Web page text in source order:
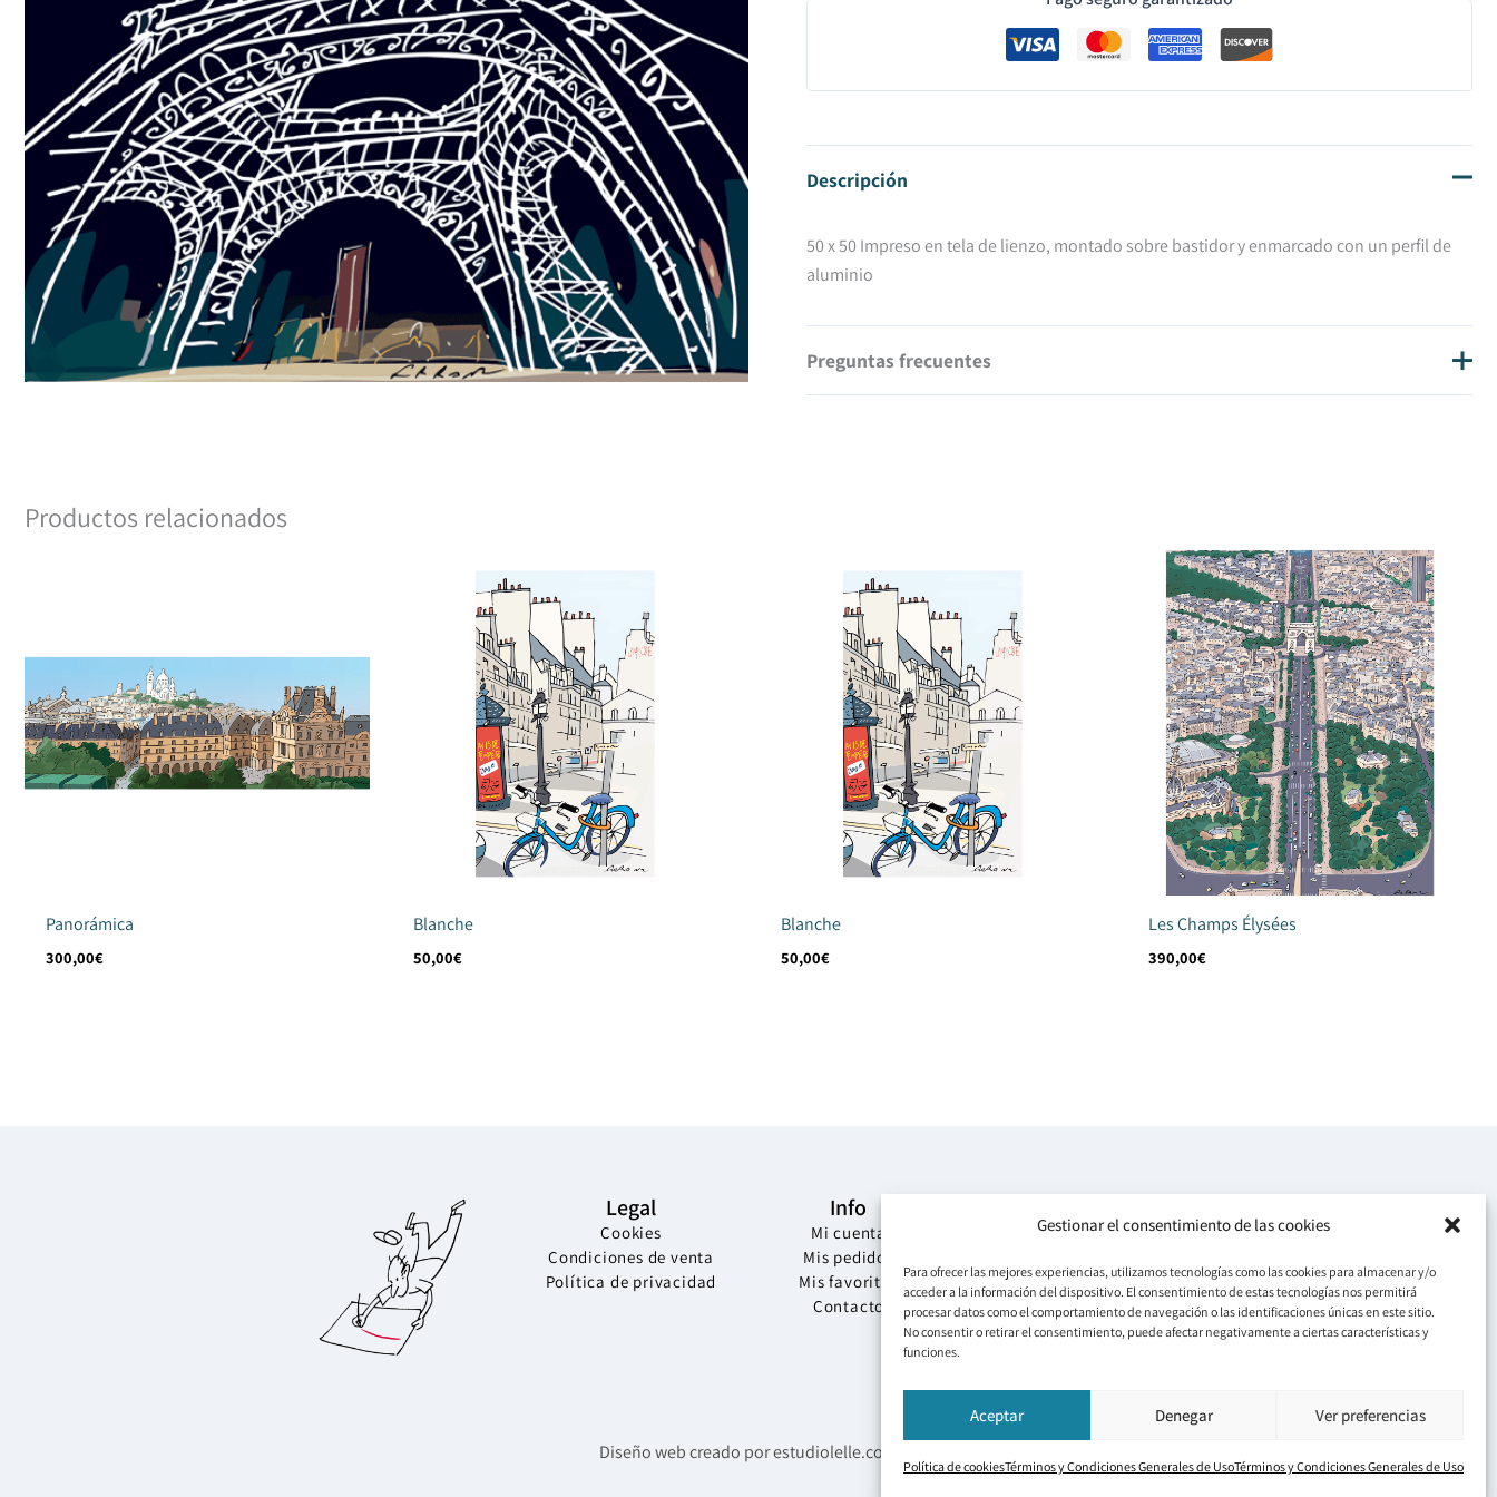
Gestionar el consentimiento de las cookies
Para ofrecer las mejores experiencias, utilizamos tecnologías como las cookies para almacenar y/o
acceder a la información del dispositivo. El consentimiento de estas tecnologías nos permitirá
procesar datos como el comportamiento de navegación o las identificaciones únicas en este sitio.
No consentir o retirar el consentimiento, puede afectar negativamente a ciertas características y
funciones.
Aceptar Denegar Ver preferencias
Política de cookiesTérminos y Condiciones Generales de UsoTérminos y Condiciones Generales de Uso
Descripción
50 x 50 Impreso en tela de lienzo, montado sobre bastidor y enmarcado con un perfil de
aluminio
Preguntas frecuentes
Productos relacionados
Panorámica
300,00€
Blanche
50,00€
Blanche
50,00€
Les Champs Élysées
390,00€
Legal
Cookies
Condiciones de venta
Política de privacidad
Info
Mi cuenta
Mis pedidos
Mis favoritos
Contacto
e
b
o
o
I
s
t
a
g
r
Y
t
u
b
e
Diseño web creado por estudiolelle.com